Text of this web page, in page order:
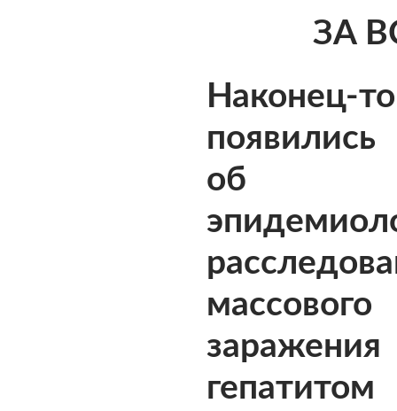
ЗА
Наконец-то
об
массового
заражения
гепатитом